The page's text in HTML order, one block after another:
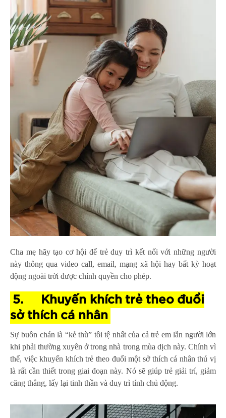
Cha mẹ hãy tạo cơ hội để trẻduy trì kết nối với những người
này thông qua video call, email, mạng xã hội hay bất kỳ hoạt
động ngoài trời được chính quyền cho phép.
5.
Khuyến khích trẻ theo đuổi
sở thích cá nhân
Sự buồn chán là “kẻ thù” tồi tệ nhất của cả trẻ em lẫn người lớn
khi phải thường xuyên ở trong nhà trong mùa dịch này. Chính vì
thế, việc khuyến khích trẻ theo đuổi một sở thích cá nhân thú vị
là rất cần thiết trong giai đoạn này. Nó sẽ giúp trẻ giải trí, giảm
căng thẳng, lấy lại tinh thần và duy trì tính chủ động.